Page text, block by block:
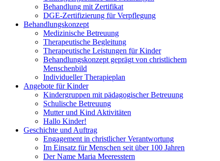
Behandlung mit Zertifikat
DGE-Zertifizierung für Verpflegung
Behandlungskonzept
Medizinische Betreuung
Therapeutische Begleitung
Therapeutische Leistungen für Kinder
Behandlungskonzept geprägt von christlichem
Menschenbild
Individueller Therapieplan
Angebote für Kinder
Kindergruppen mit pädagogischer Betreuung
Schulische Betreuung
Mutter und Kind Aktivitäten
Hallo Kinder!
Geschichte und Auftrag
Engagement in christlicher Verantwortung
Im Einsatz für Menschen seit über 100 Jahren
Der Name Maria Meeresstern